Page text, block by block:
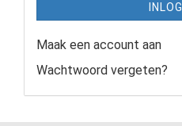
Maak een account aan
Wachtwoord vergeten?